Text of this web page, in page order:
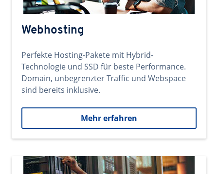
Webhosting
Perfekte Hosting-Pakete mit Hybrid-
Technologie und SSD für beste Performance.
Domain, unbegrenzter Traffic und Webspace
sind bereits inklusive.
Mehr erfahren